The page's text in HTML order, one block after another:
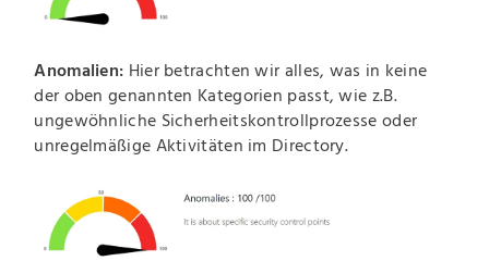
Anomalien: Hier betrachten wir alles, was in keine
der oben genannten Kategorien passt, wie z.B.
ungewöhnliche Sicherheitskontrollprozesse oder
unregelmäßige Aktivitäten im Directory.